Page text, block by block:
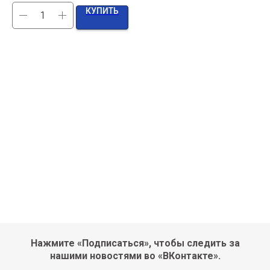
КУПИТЬ
Нажмите «Подписаться», чтобы следить за
нашими новостями во «ВКонтакте».